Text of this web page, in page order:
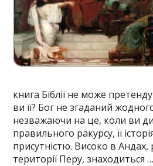
книга Біблії не може
ви її? Бог не згаданий
незважаючи на це, коли ви
правильного ракурсу, її
присутністю. Високо в
території Перу, знаходиться …